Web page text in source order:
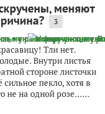
меняют
3
Тли нет.
Внутри листья
стороне листочки
пекло, хотя в
не на одной розе......